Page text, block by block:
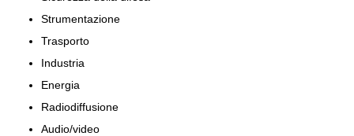
Strumentazione
Trasporto
Industria
Energia
Radiodiffusione
Audio/video